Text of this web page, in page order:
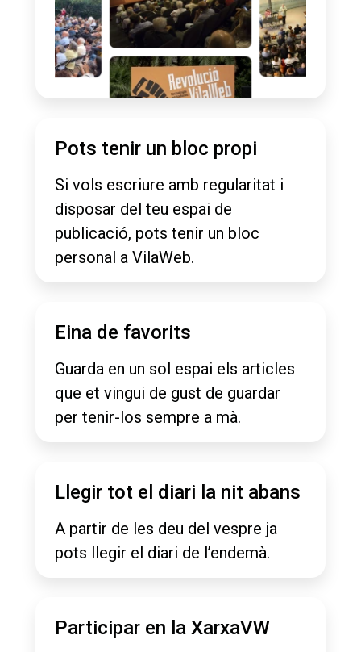
Pots tenir un bloc propi
Si vols escriure amb regularitat i
disposar del teu espai de
publicació, pots tenir un bloc
personal a VilaWeb.
Eina de favorits
Guarda en un sol espai els articles
que et vingui de gust de guardar
per tenir-los sempre a mà.
Llegir tot el diari la nit abans
A partir de les deu del vespre ja
pots llegir el diari de l’endemà.
Participar en la XarxaVW